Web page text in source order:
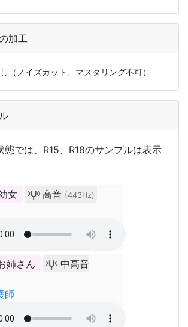
加工
（ノイズカット、マスタリング不可）
態では、R15、R18のサンプルは表示
女 高音 (443Hz)
姉さん 中高音
師